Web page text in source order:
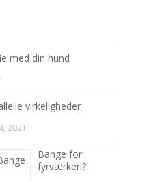
med din hund
virkeligheder
2021
Bange for
fyrværkeri?